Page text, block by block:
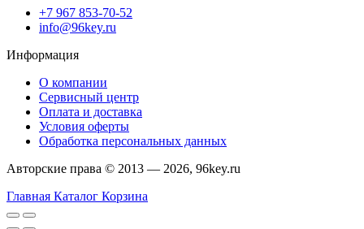
+7 967 853-70-52
info@96key.ru
Информация
О компании
Сервисный центр
Оплата и доставка
Условия оферты
Обработка персональных данных
Авторские права © 2013 — 2026, 96key.ru
Главная Каталог Корзина